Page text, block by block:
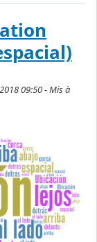
09:50 - Mis à